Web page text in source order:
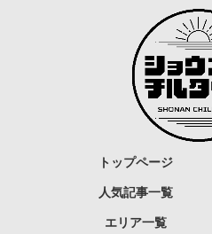
トップページ
人気記事一覧
エリア一覧